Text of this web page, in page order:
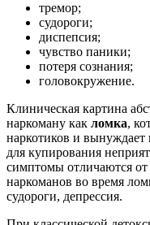
тремор;
судороги;
диспепсия;
чувство паники;
потеря сознания;
головокружение.
Клиническая картина
наркоману как ломка,
наркотиков и
для купирования
симптомы отличаются
наркоманов во время
судороги, депрессия.